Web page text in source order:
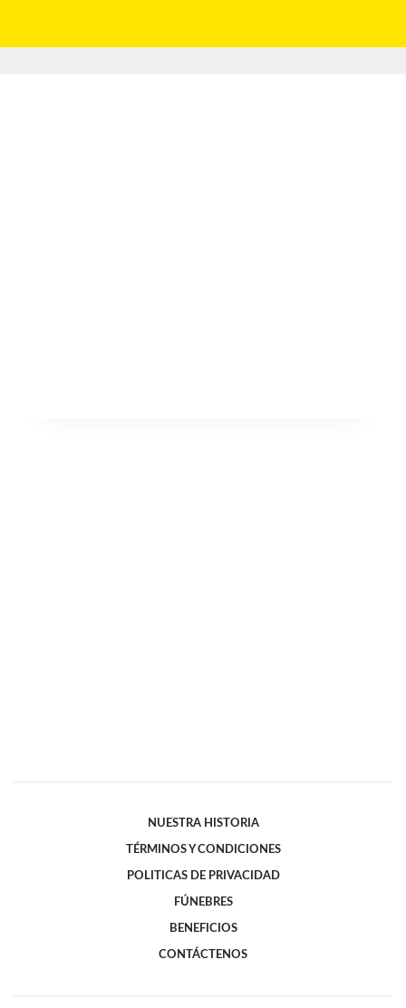
NUESTRA HISTORIA
TÉRMINOS Y CONDICIONES
POLITICAS DE PRIVACIDAD
FÚNEBRES
BENEFICIOS
CONTÁCTENOS